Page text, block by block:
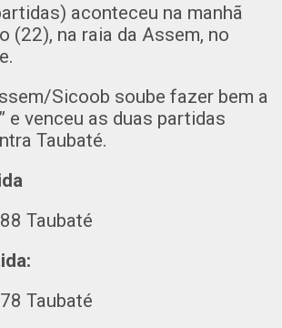
aconteceu na manhã
(22), na raia da Assem, no
Sicoob soube fazer bem a
e venceu as duas partidas
Taubaté.
Taubaté
Taubaté